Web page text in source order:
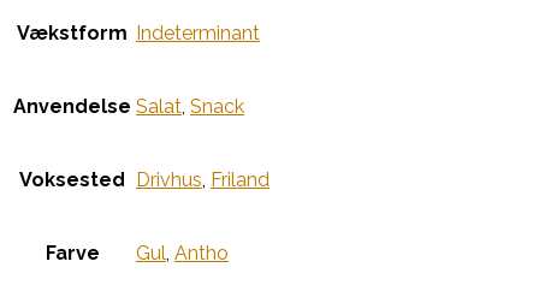
Vækstform Indeterminant
Anvendelse Salat, Snack
Voksested Drivhus, Friland
Farve Gul, Antho